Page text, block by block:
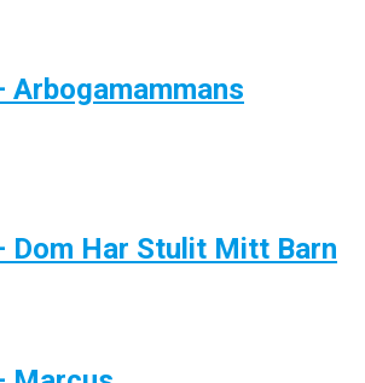
Arbogamammans
Dom Har Stulit Mitt Barn